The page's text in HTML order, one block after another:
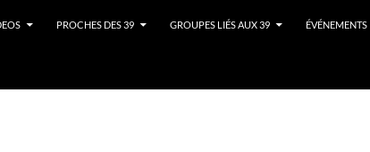
PROCHES DES 39 GROUPES LIÉS AUX 39 ÉVÉNEMENTS